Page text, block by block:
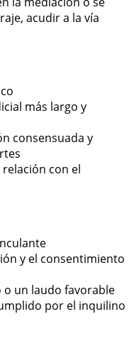
acudir a la vía
más largo y
consensuada y
con el
y el consentimiento
un laudo favorable
por el inquilino